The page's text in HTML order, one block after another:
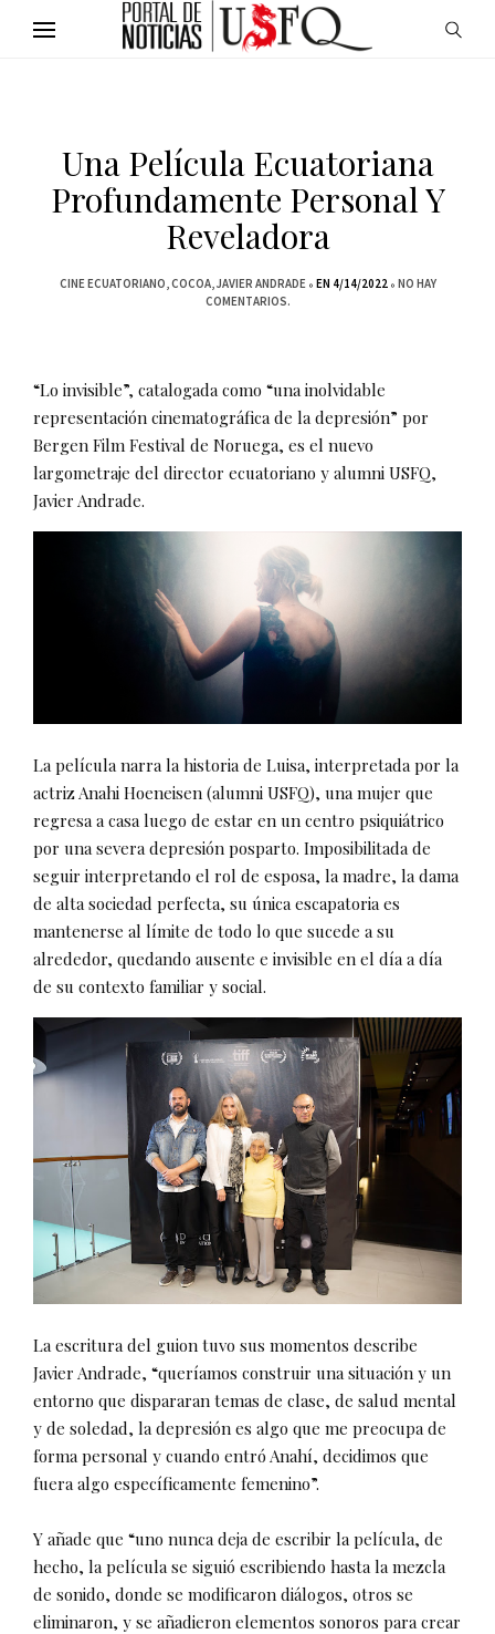
Una Película Ecuatoriana
Profundamente Personal Y
Reveladora
CINE ECUATORIANO COCOA JAVIER ANDRADE EN 4/14/2022
NO HAY
COMENTARIOS.
“Lo invisible”, catalogada como “una inolvidable
representación cinematográfica de la depresión” por
Bergen Film Festival de Noruega, es el nuevo
largometraje del director ecuatoriano y alumni USFQ,
Javier Andrade.
La película narra la historia de Luisa, interpretada por la
actriz Anahi Hoeneisen (alumni USFQ), una mujer que
regresa a casa luego de estar en un centro psiquiátrico
por una severa depresión posparto. Imposibilitada de
seguir interpretando el rol de esposa, la madre, la dama
de alta sociedad perfecta, su única escapatoria es
mantenerse al límite de todo lo que sucede a su
alrededor, quedando ausente e invisible en el día a día
de su contexto familiar y social.
La escritura del guion tuvo sus momentos describe
Javier Andrade, “queríamos construir una situación y un
entorno que dispararan temas de clase, de salud mental
y de soledad, la depresión es algo que me preocupa de
forma personal y cuando entró Anahí, decidimos que
fuera algo específicamente femenino”.
Y añade que “uno nunca deja de escribir la película, de
hecho, la película se siguió escribiendo hasta la mezcla
de sonido, donde se modificaron diálogos, otros se
eliminaron, y se añadieron elementos sonoros para crear